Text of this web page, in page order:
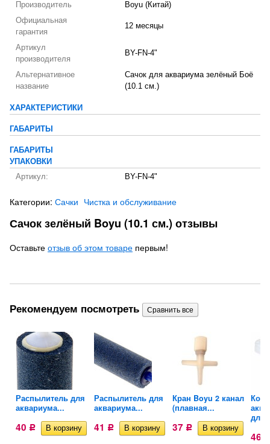
Производитель
Boyu (Китай)
Официальная
гарантия
12 месяцы
Артикул
производителя
BY-FN-4"
Альтернативное
название
Сачок для аквариума зелёный Боё
(10.1 см.)
ХАРАКТЕРИСТИКИ
ГАБАРИТЫ
ГАБАРИТЫ
УПАКОВКИ
Артикул:
BY-FN-4"
Категории: Сачки Чистка и обслуживание
Сачок зелёный Boyu (10.1 см.) отзывы
Оставьте отзыв об этом товаре первым!
Рекомендуем посмотреть
Распылитель для
аквариума...
40 Р
Распылитель для
аквариума...
41 Р
Кран Boyu 2 канал
(плавная...
37 Р
46